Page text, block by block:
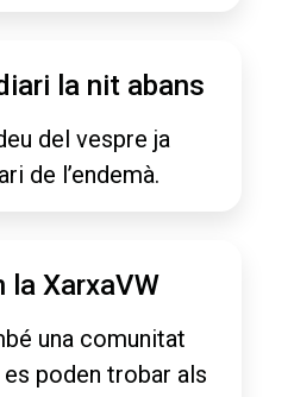
la nit abans
del vespre ja
de l’endemà.
la XarxaVW
una comunitat
poden trobar als